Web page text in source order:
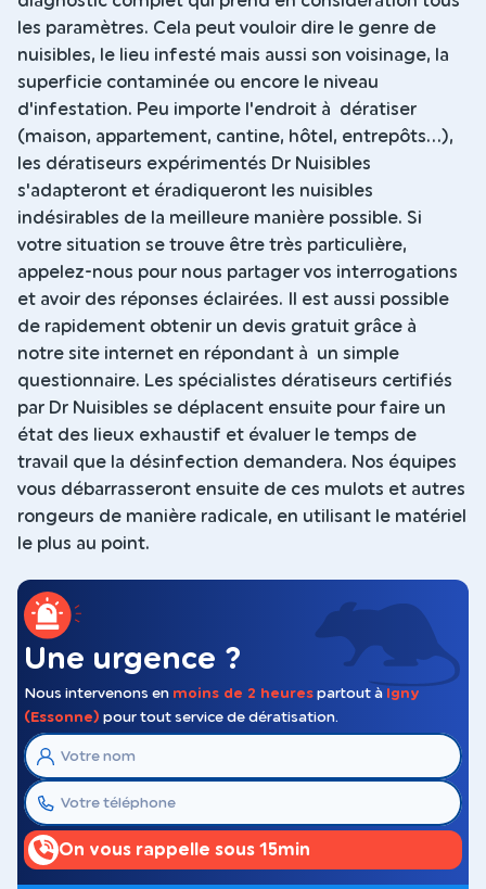
les paramètres. Cela peut vouloir dire le genre de
nuisibles, le lieu infesté mais aussi son voisinage, la
superficie contaminée ou encore le niveau
d'infestation. Peu importe l'endroit à dératiser
(maison, appartement, cantine, hôtel, entrepôts...),
les dératiseurs expérimentés Dr Nuisibles
s'adapteront et éradiqueront les nuisibles
indésirables de la meilleure manière possible. Si
votre situation se trouve être très particulière,
appelez-nous pour nous partager vos interrogations
et avoir des réponses éclairées. Il est aussi possible
de rapidement obtenir un devis gratuit grâce à
notre site internet en répondant à un simple
questionnaire. Les spécialistes dératiseurs certifiés
par Dr Nuisibles se déplacent ensuite pour faire un
état des lieux exhaustif et évaluer le temps de
travail que la désinfection demandera. Nos équipes
vous débarrasseront ensuite de ces mulots et autres
rongeurs de manière radicale, en utilisant le matériel
le plus au point.
Une urgence ?
Nous intervenons en moins de 2 heures partout à Igny
(Essonne) pour tout service de dératisation.
On vous rappelle sous 15min